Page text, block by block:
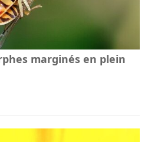
marginés en plein